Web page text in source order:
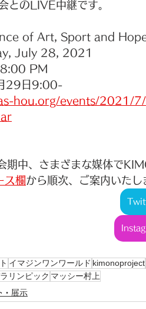
とのLIVE中継です。
of Art, Sport and Hope
July 28, 2021
PM
29日9:00-
hou.org/events/2021/
中、さまざまな媒体で
ス欄から順次、ご案内いたし
イマジンワンワールド kimonoproject
リンピック マッシー村上
・展示